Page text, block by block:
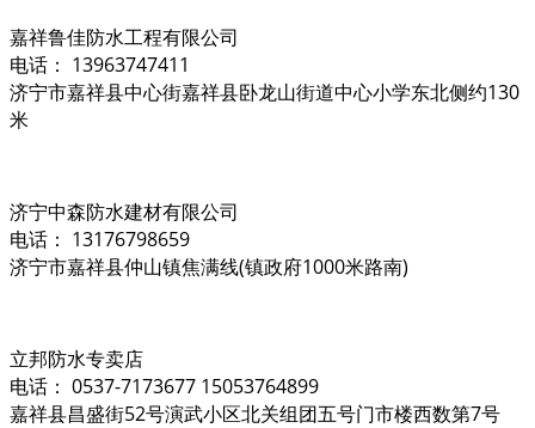
嘉祥鲁佳防水工程有限公司
电话： 13963747411
济宁市嘉祥县中心街嘉祥县卧龙山街道中心小学东北侧约130
米
济宁中森防水建材有限公司
电话： 13176798659
济宁市嘉祥县仲山镇焦满线(镇政府1000米路南)
立邦防水专卖店
电话： 0537-7173677 15053764899
嘉祥县昌盛街52号演武小区北关组团五号门市楼西数第7号